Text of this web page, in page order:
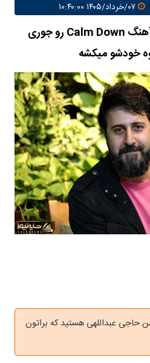
آواز شاد؛ حاجی عبداللهی آهنگ Calm Down رو جوری
خودشو میکشه
حاجی عبداللهی هستید که براتون